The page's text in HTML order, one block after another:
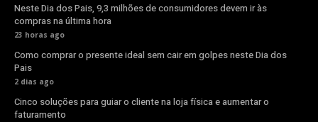
Neste Dia dos Pais, 9,3 milhões de consumidores devem ir às
compras na última hora
23 horas ago
Como comprar o presente ideal sem cair em golpes neste Dia dos
Pais
2 dias ago
Cinco soluções para guiar o cliente na loja física e aumentar o
faturamento